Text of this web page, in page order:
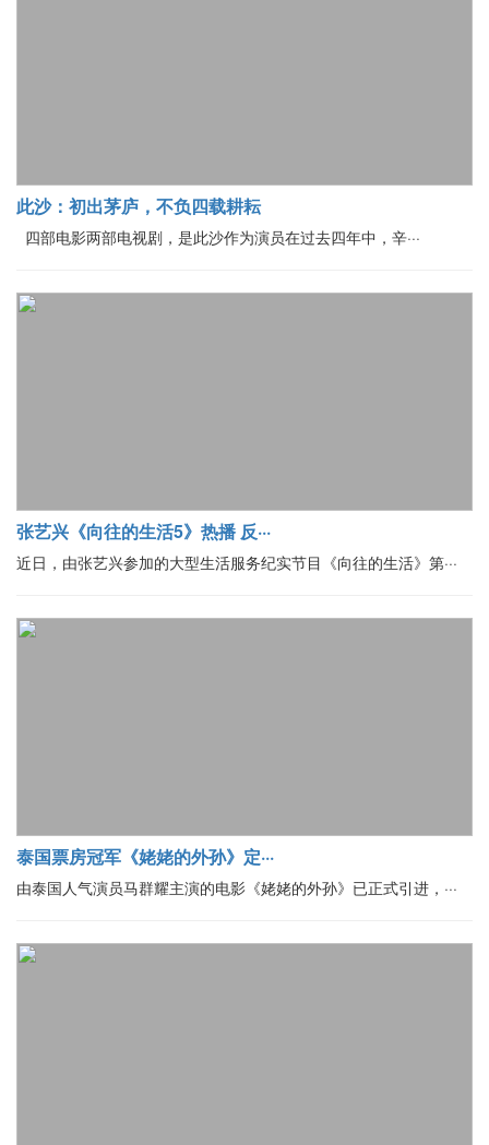
此沙：初出茅庐，不负四载耕耘
四部电影两部电视剧，是此沙作为演员在过去四年中，辛···
张艺兴《向往的生活5》热播 反···
近日，由张艺兴参加的大型生活服务纪实节目《向往的生活》第···
泰国票房冠军《姥姥的外孙》定···
由泰国人气演员马群耀主演的电影《姥姥的外孙》已正式引进，···